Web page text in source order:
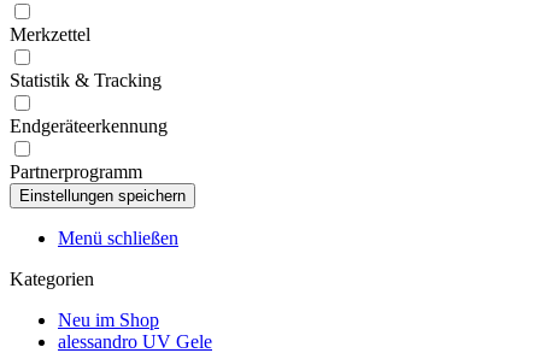
Merkzettel
Statistik & Tracking
Endgeräteerkennung
Partnerprogramm
Menü schließen
Kategorien
Neu im Shop
alessandro UV Gele